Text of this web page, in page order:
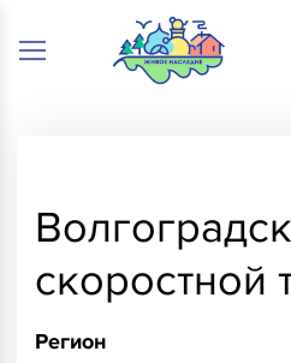
скоростной
Регион